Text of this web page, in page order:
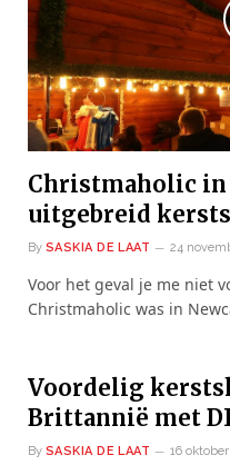
Christmaholic in
uitgebreid
By SASKIA DE LAAT 24
Voor het geval je me niet
Christmaholic was in
Voordelig
Brittannië met
By SASKIA DE LAAT 16 oktober